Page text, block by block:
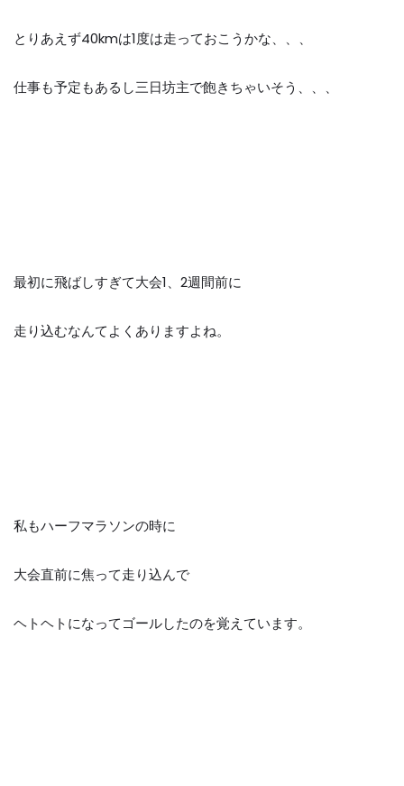
とりあえず40kmは1度は走っておこうかな、、、
仕事も予定もあるし三日坊主で飽きちゃいそう、、、
最初に飛ばしすぎて大会1、 2週間前に
走り込むなんてよくありますよね。
私もハーフマラソンの時に
大会直前に焦って走り込んで
ヘトヘトになってゴールしたのを覚えています。